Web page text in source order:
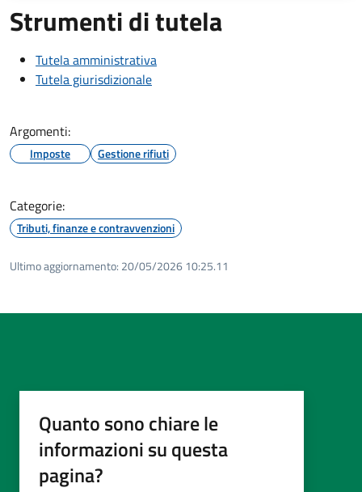
Strumenti di tutela
Tutela amministrativa
Tutela giurisdizionale
Argomenti:
Imposte Gestione rifiuti
Categorie:
Tributi, finanze e contravvenzioni
Ultimo aggiornamento: 20/05/2026 10:25.11
Quanto sono chiare le
informazioni su questa
pagina?